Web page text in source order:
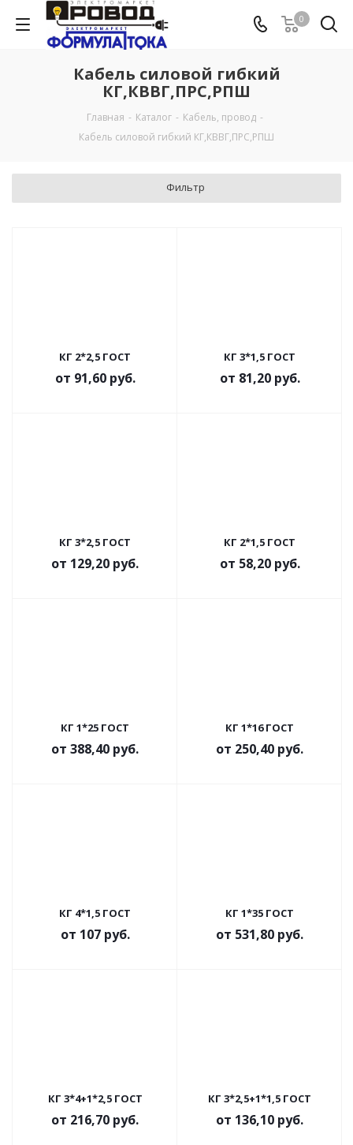
0
Кабель силовой гибкий
КГ,КВВГ,ПРС,РПШ
Главная - Каталог - Кабель, провод -
Кабель силовой гибкий КГ,КВВГ,ПРС,РПШ
Фильтр
КГ 2*2,5 ГОСТ
от 91,60 руб.
КГ 3*1,5 ГОСТ
от 81,20 руб.
КГ 3*2,5 ГОСТ
от 129,20 руб.
КГ 2*1,5 ГОСТ
от 58,20 руб.
КГ 1*25 ГОСТ
от 388,40 руб.
КГ 1*16 ГОСТ
от 250,40 руб.
КГ 4*1,5 ГОСТ
от 107 руб.
КГ 1*35 ГОСТ
от 531,80 руб.
КГ 3*4+1*2,5 ГОСТ
от 216,70 руб.
КГ 3*2,5+1*1,5 ГОСТ
от 136,10 руб.